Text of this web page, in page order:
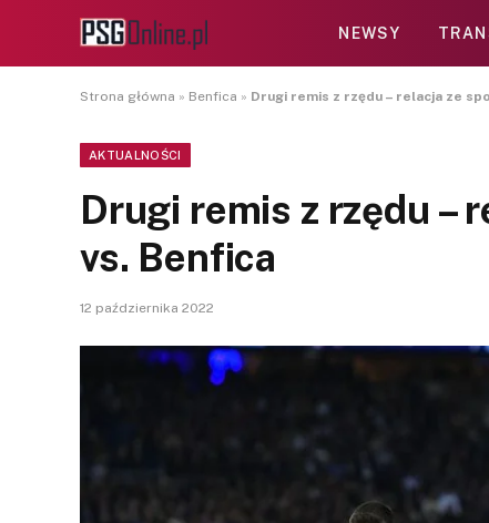
NEWSY
Strona główna » Benfica » Drugi remis z rzędu – relacja ze
AKTUALNOŚCI
Drugi remis z rzędu –
vs. Benfica
12 października 2022